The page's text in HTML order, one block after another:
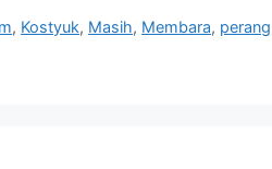
, Kostyuk, Masih, Membara, perang